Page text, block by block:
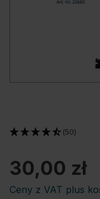
30,00 zł
Ceny z VAT plus
(50)